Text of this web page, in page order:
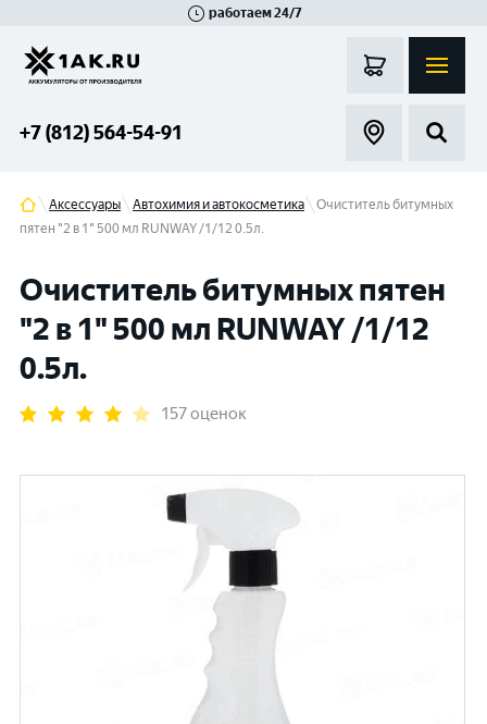
работаем 24/7
+7 (812) 564-54-91
Аксессуары Автохимия и автокосметика
Очиститель битумных
пятен "2 в 1" 500 мл RUNWAY /1/12 0.5л.
Очиститель битумных пятен
"2 в 1" 500 мл RUNWAY /1/12
0.5л.
157 оценок
Гатчина